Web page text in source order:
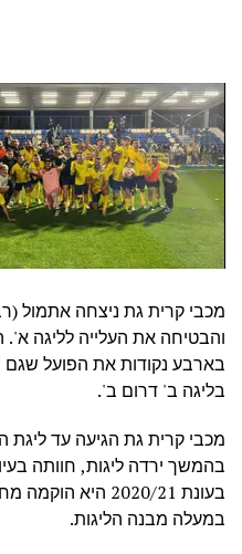
והבטיחה את העלייה לליגה
בארבע נקודות את הפועל
בליגה ב' דרום ב'.
בהמשך ירדה ליגות, חוותה
בעונת 2020/21
במעלה מבנה הליגות.